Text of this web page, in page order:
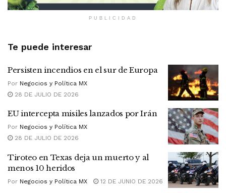
PUBLICIDAD
Te puede interesar
Persisten incendios en el sur de Europa
Por Negocios y Política MX
28 DE JULIO DE 2026
EU intercepta misiles lanzados por Irán
Por Negocios y Política MX
28 DE JULIO DE 2026
Tiroteo en Texas deja un muerto y al
menos 10 heridos
Por Negocios y Política MX 12 DE JUNIO DE 2026